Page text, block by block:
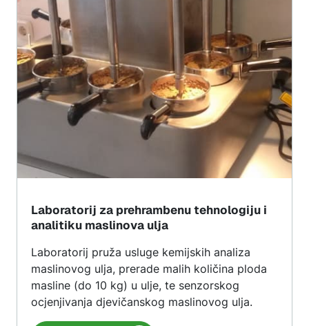
Laboratorij za prehrambenu tehnologiju i
analitiku maslinova ulja
Laboratorij pruža usluge kemijskih analiza
maslinovog ulja, prerade malih količina ploda
masline (do 10 kg) u ulje, te senzorskog
ocjenjivanja djevičanskog maslinovog ulja.